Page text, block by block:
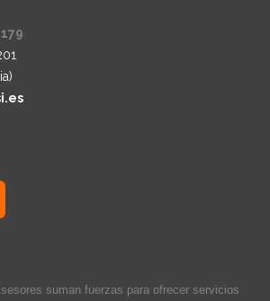
suman fuerzas para ofrecer servicios